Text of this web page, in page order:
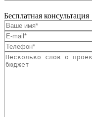
Бесплатная консультация